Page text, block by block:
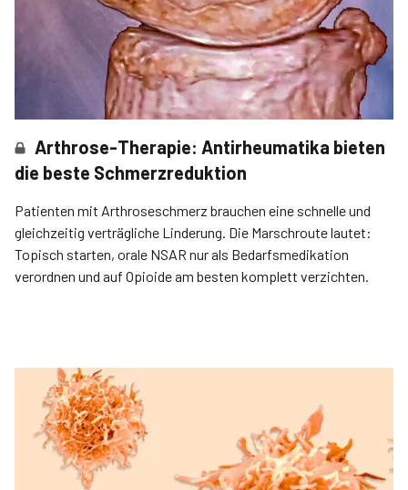
Arthrose-Therapie: Antirheumatika bieten
die beste Schmerzreduktion
Patienten mit Arthroseschmerz brauchen eine schnelle und
gleichzeitig verträgliche Linderung. Die Marschroute lautet:
Topisch starten, orale NSAR nur als Bedarfsmedikation
verordnen und auf Opioide am besten komplett verzichten.